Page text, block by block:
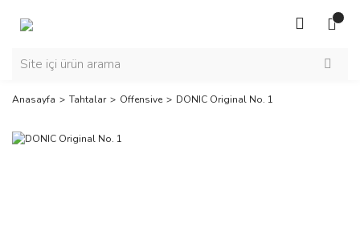
Anasayfa Tahtalar Offensive DONIC Original No. 1